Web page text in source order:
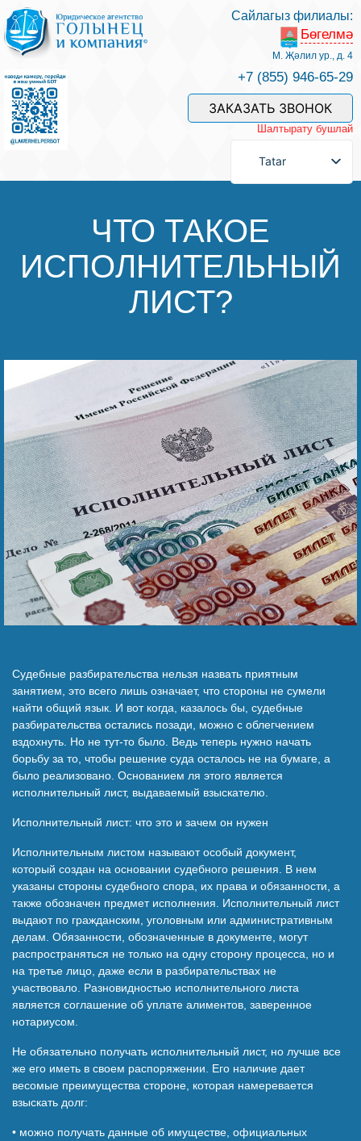
Хезмәтләре һәм безнең белгечләр
Хезмәт өчен түләү
Сорау бирергә
Фикерләр
Файдалы мәкаләләр
Безнең җиңү
Видео турында безне
Сайлагыз филиалы:
Бөгелмә
М. Җәлил ур., д. 4
+7 (855) 946-65-29
ЗАКАЗАТЬ ЗВОНОК
Шалтырату бушлай
Tatar
ЧТО ТАКОЕ
ИСПОЛНИТЕЛЬНЫЙ
ЛИСТ?
Судебные разбирательства нельзя назвать приятным
занятием, это всего лишь означает, что стороны не сумели
найти общий язык. И вот когда, казалось бы, судебные
разбирательства остались позади, можно с облегчением
вздохнуть. Но не тут-то было. Ведь теперь нужно начать
борьбу за то, чтобы решение суда осталось не на бумаге, а
было реализовано. Основанием ля этого является
исполнительный лист, выдаваемый взыскателю.
Исполнительный лист: что это и зачем он нужен
Исполнительным листом называют особый документ,
который создан на основании судебного решения. В нем
указаны стороны судебного спора, их права и обязанности, а
также обозначен предмет исполнения. Исполнительный лист
выдают по гражданским, уголовным или административным
делам. Обязанности, обозначенные в документе, могут
распространяться не только на одну сторону процесса, но и
на третье лицо, даже если в разбирательствах не
участвовало. Разновидностью исполнительного листа
является соглашение об уплате алиментов, заверенное
нотариусом.
Не обязательно получать исполнительный лист, но лучше все
же его иметь в своем распоряжении. Его наличие дает
весомые преимущества стороне, которая намеревается
взыскать долг:
• можно получать данные об имуществе, официальных